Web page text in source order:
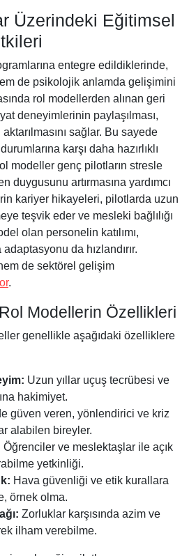
Üzerindeki Eğitimsel
entegre edildiklerinde,
de psikolojik anlamda gelişimini
rol modellerden alınan geri
deneyimlerinin paylaşılması,
sağlar. Bu sayede
karşı daha hazırlıklı
modeller genç pilotların stresle
duygusunu artırmasına yardımcı
kariyer hikayeleri, pilotlarda uzun
teşvik eder ve mesleki bağlılığı
olan personelin katılımı,
da hızlandırır.
de sektörel gelişim
.
Rol Modellerin Özellikleri
genellikle aşağıdaki özelliklere
Uzun yıllar uçuş tecrübesi ve
hakimiyet.
güven veren, yönlendirici ve kriz
alabilen bireyler.
Öğrenciler ve meslektaşlar ile açık
yetkinliği.
Hava güvenliği ve etik kurallara
örnek olma.
Zorluklar karşısında azim ve
ilham verebilme.